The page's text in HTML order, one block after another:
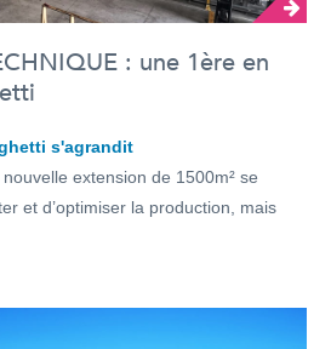
: une 1ère en
s'agrandit
extension de 1500m² se
et d’optimiser la production, mais